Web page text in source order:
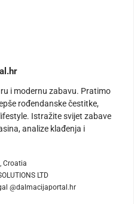
i modernu zabavu. Pratimo
rođendanske čestitke,
Istražite svijet zabave
analize klađenja i
Croatia
LTD
@dalmacijaportal.hr